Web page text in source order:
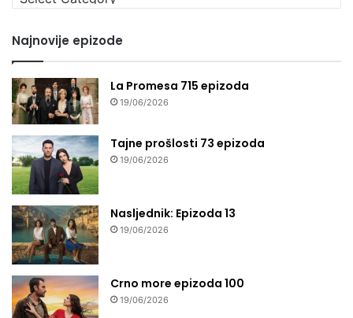
seriju
Najnovije epizode
La Promesa 715 epizoda
19/06/2026
Tajne prošlosti 73 epizoda
19/06/2026
Nasljednik: Epizoda 13
19/06/2026
Crno more epizoda 100
19/06/2026